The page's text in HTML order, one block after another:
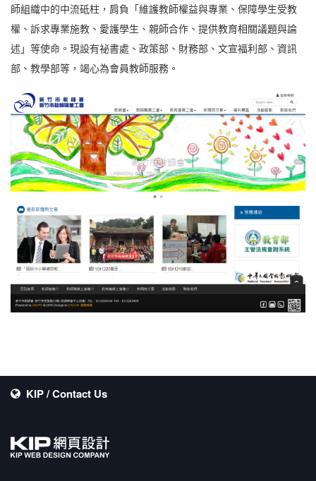
師組織中的中流砥柱，肩負「維護教師權益與專業、保障學生受教
權、訴求專業施教、愛護學生、親師合作、提供教育相關議題與論
述」等使命。現設有祕書處、政策部、財務部、文宣福利部、資訊
部、教學部等，竭心為會員教師服務。
KIP / Contact Us